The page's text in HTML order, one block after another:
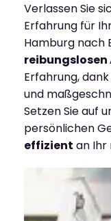
Verlassen Sie
Erfahrung für
Hamburg nach
reibungslosen
Erfahrung,
und
Setzen Sie auf
persönlichen
effizient an Ihr